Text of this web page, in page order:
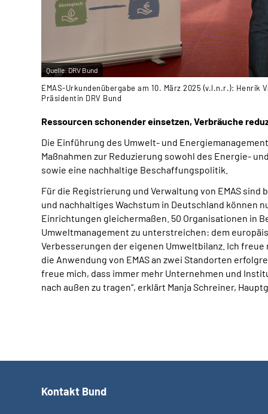
Quelle:DRV Bund
EMAS-Urkundenübergabe am 10. März 2025 (v.l.n.r.):
Präsidentin DRV Bund
Ressourcen schonender einsetzen, Verbräuche
Die Einführung des Umwelt- und
Maßnahmen zur Reduzierung sowohl des Energie-
sowie eine nachhaltige Beschaffungspolitik.
Für die Registrierung und Verwaltung von EMAS
und nachhaltiges Wachstum in Deutschland können
Einrichtungen gleichermaßen. 50 Organisationen in
Umweltmanagement zu unterstreichen: dem
Verbesserungen der eigenen Umweltbilanz. Ich
die Anwendung von EMAS an zwei Standorten
freue mich, dass immer mehr Unternehmen und
nach außen zu tragen“, erklärt Manja Schreiner,
Kontakt Bund